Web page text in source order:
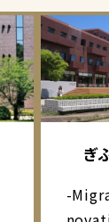
ぎ
-